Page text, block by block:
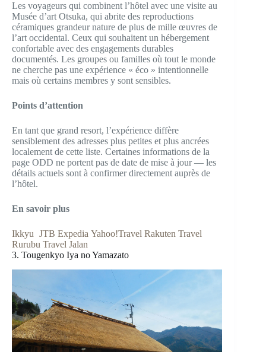
Les voyageurs qui combinent l’hôtel avec une visite au
Musée d’art Otsuka, qui abrite des reproductions
céramiques grandeur nature de plus de mille œuvres de
l’art occidental. Ceux qui souhaitent un hébergement
confortable avec des engagements durables
documentés. Les groupes ou familles où tout le monde
ne cherche pas une expérience « éco » intentionnelle
mais où certains membres y sont sensibles.
Points d’attention
En tant que grand resort, l’expérience diffère
sensiblement des adresses plus petites et plus ancrées
localement de cette liste. Certaines informations de la
page ODD ne portent pas de date de mise à jour — les
détails actuels sont à confirmer directement auprès de
l’hôtel.
En savoir plus
Ikkyu JTB Expedia Yahoo!Travel Rakuten Travel
Rurubu Travel Jalan
3. Tougenkyo Iya no Yamazato